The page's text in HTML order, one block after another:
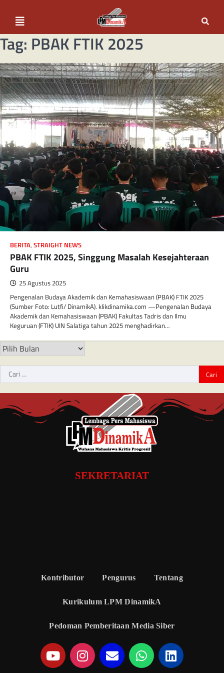
Tag: PBAK FTIK 2025
BERITA, STRAIGHT NEWS
PBAK FTIK 2025, Singgung Masalah Kesejahteraan
Guru
25 Agustus 2025
Pengenalan Budaya Akademik dan Kemahasiswaan (PBAK) FTIK 2025
(Sumber Foto: Lutfi/ DinamikA). klikdinamika.com —Pengenalan Budaya
Akademik dan Kemahasiswaan (PBAK) Fakultas Tadris dan Ilmu
Keguruan (FTIK) UIN Salatiga tahun 2025 menghadirkan…
SEKRETARIAT
Kontributor Pengurus Tentang
Kurikulum LPM DinamikA
Pedoman Pemberitaan Media Siber